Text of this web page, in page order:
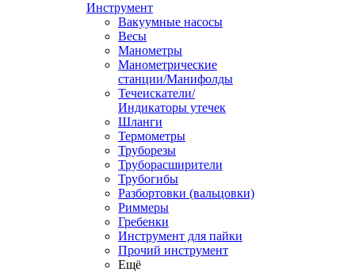
Инструмент
Вакуумные насосы
Весы
Манометры
Манометрические
станции/Манифолды
Течеискатели/
Индикаторы утечек
Шланги
Термометры
Труборезы
Труборасширители
Трубогибы
Разбортовки (вальцовки)
Риммеры
Гребенки
Инструмент для пайки
Прочий инструмент
Ещё